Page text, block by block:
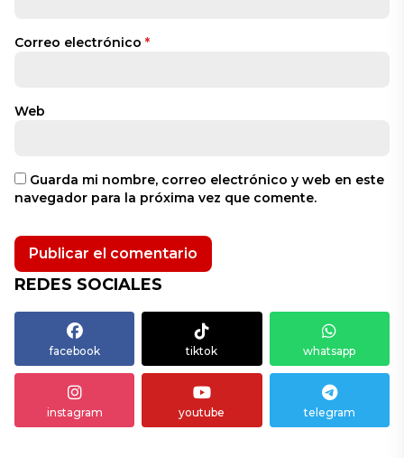
Correo electrónico *
Web
Guarda mi nombre, correo electrónico y web en este
navegador para la próxima vez que comente.
REDES SOCIALES
facebook tiktok whatsapp
instagram youtube telegram